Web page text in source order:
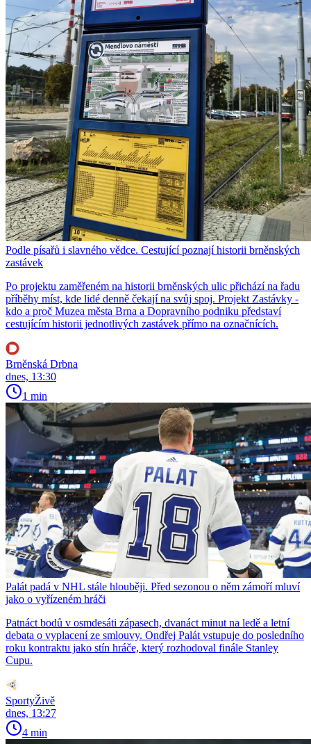
Podle písařů i slavného vědce. Cestující poznají historii brněnských
zastávek
Po projektu zaměřeném na historii brněnských ulic přichází na řadu
příběhy míst, kde lidé denně čekají na svůj spoj. Projekt Zastávky -
kdo a proč Muzea města Brna a Dopravního podniku představí
cestujícím historii jednotlivých zastávek přímo na označnících.
Brněnská Drbna
dnes, 13:30
1 min
Palát padá v NHL stále hlouběji. Před sezonou o něm zámoří mluví
jako o vyřízeném hráči
Patnáct bodů v osmdesáti zápasech, dvanáct minut na ledě a letní
debata o vyplacení ze smlouvy. Ondřej Palát vstupuje do posledního
roku kontraktu jako stín hráče, který rozhodoval finále Stanley
Cupu.
SportyŽivě
dnes, 13:27
4 min